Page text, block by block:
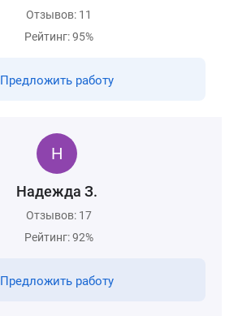
Отзывов: 11
Рейтинг: 95%
Предложить работу
Надежда З.
Отзывов: 17
Рейтинг: 92%
Предложить работу